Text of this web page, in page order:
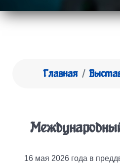
Главная
16 мая 2026 года в